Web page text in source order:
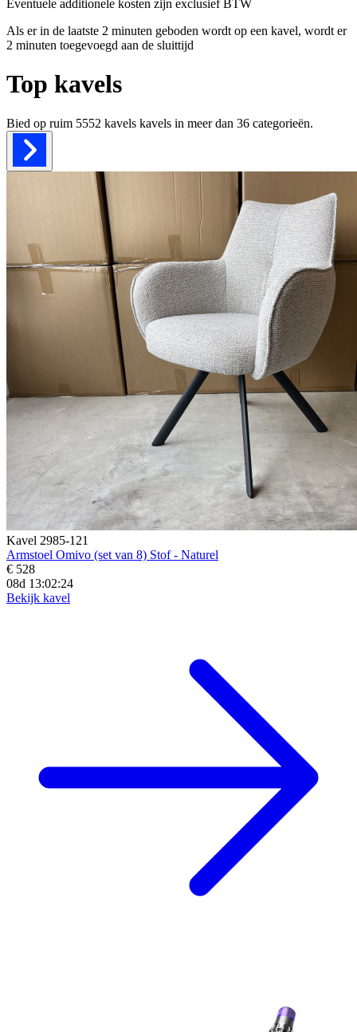
Eventuele additionele kosten zijn exclusief BTW
Als er in de laatste 2 minuten geboden wordt op een kavel, wordt er
2 minuten toegevoegd aan de sluittijd
Top kavels
Bied op ruim 5552 kavels kavels in meer dan 36 categorieën.
Kavel 2985-121
Armstoel Omivo (set van 8) Stof - Naturel
€ 528
08d 13:02:22
Bekijk kavel